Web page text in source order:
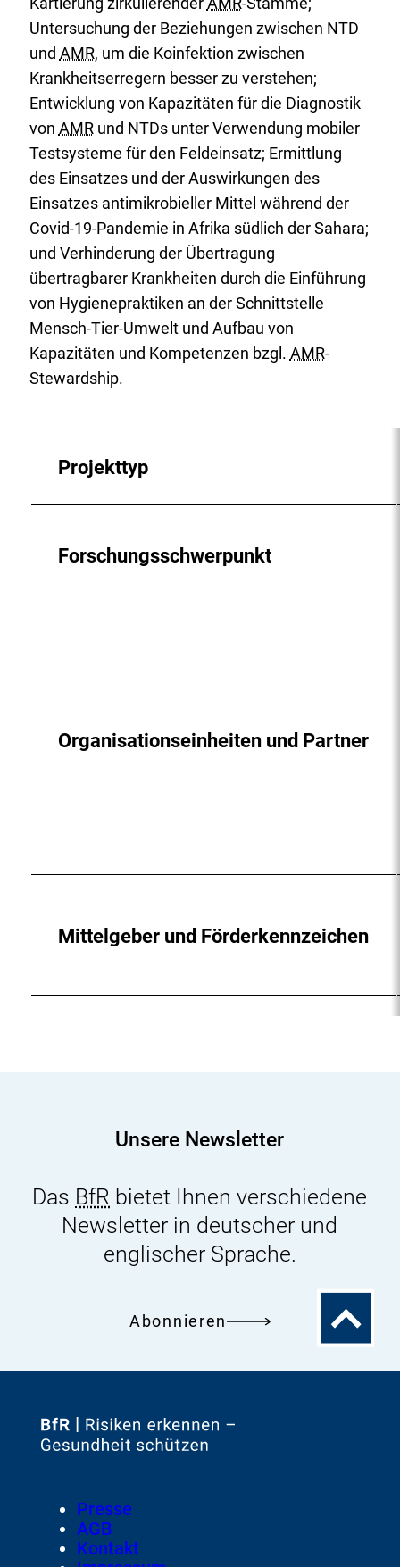
Untersuchung der Beziehungen zwischen NTD
und AMR, um die Koinfektion zwischen
Krankheitserregern besser zu verstehen;
Entwicklung von Kapazitäten für die Diagnostik
von AMRund NTDs unter Verwendung mobiler
Testsysteme für den Feldeinsatz; Ermittlung
des Einsatzes und der Auswirkungen des
Einsatzes antimikrobieller Mittel während der
Covid-19-Pandemie in Afrika südlich der Sahara;
und Verhinderung der Übertragung
übertragbarer Krankheiten durch die Einführung
von Hygienepraktiken an der Schnittstelle
Mensch-Tier-Umwelt und Aufbau von
Kapazitäten und Kompetenzen bzgl. AMR-
Stewardship.
Projekttyp
Forschungsschwerpunkt
Organisationseinheiten und Partner
Mittelgeber und Förderkennzeichen
Unsere Newsletter
Das BfR bietet Ihnen verschiedene
Newsletter in deutscher und
englischer Sprache.
Abonnieren
Zum
Zur
Footer
Meta-
Navigation
Presse
AGB
Kontakt